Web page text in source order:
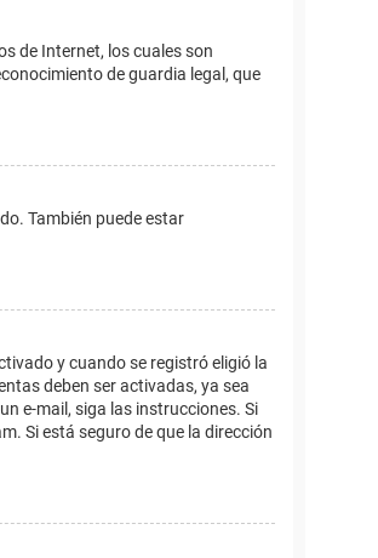
de Internet, los cuales son
de guardia legal, que
También puede estar
y cuando se registró eligió la
deben ser activadas, ya sea
e-mail, siga las instrucciones. Si
Si está seguro de que la dirección